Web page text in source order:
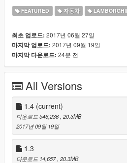
Wheel Color:Rims (via trainer)
Enjoy!
≡≡≡≡≡≡≡≡≡≡≡≡≡≡≡
≡≡≡≡≡≡≡≡≡≡≡≡≡≡≡
Added HQ Mirror
≡≡≡≡≡≡≡≡≡≡≡≡≡≡≡
Changelog V1.3:
≡≡≡≡≡≡≡≡≡≡≡≡≡≡≡
Fixed left Mirror
Fixed dirt/dust map
FEATURED 자동차
최초 업로드: 2017년 06월 27일
마지막 업로드: 2017년 09월 19일
마지막 다운로드: 24분 전
All Versions
1.4 (current)
다운로드 546,236 , 20.3MB
2017년 09월 19일
1.3
다운로드 14,657 , 20.3MB